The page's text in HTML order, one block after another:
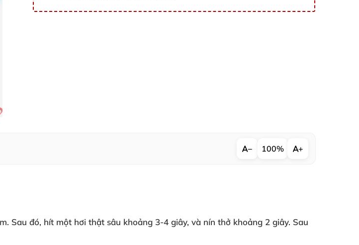
− 100% +
. Sau đó, hít một hơi thật sâu khoảng 3-4 giây, và nín thở khoảng 2 giây. Sau